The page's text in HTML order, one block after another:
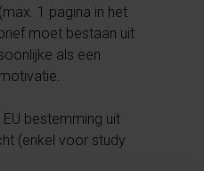
1 pagina in het
moet bestaan uit
als een
bestemming uit
(enkel voor study